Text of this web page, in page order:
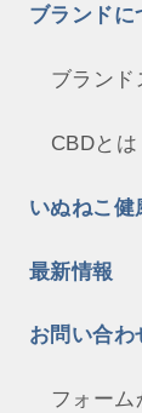
ブランドに
ブランド
CBDとは
いぬねこ健
最新情報
お問い合わ
フォーム